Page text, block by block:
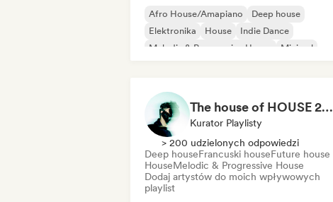
Afro House/Amapiano
Deep house
Elektronika
House
Indie Dance
Melodic & Progressive House
Minimal
The house of HOUSE 2026 🏠 (by J.Rooms)
Kurator Playlisty
> 200 udzielonych odpowiedzi
Deep houseFrancuski houseFuture house
HouseMelodic & Progressive House
Dodaj artystów do moich wpływowych
playlist